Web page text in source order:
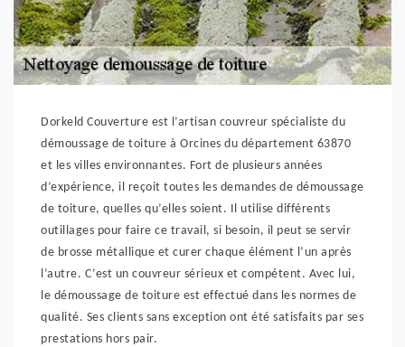
Dorkeld Couverture est l’artisan couvreur spécialiste du
démoussage de toiture à Orcines du département 63870
et les villes environnantes. Fort de plusieurs années
d’expérience, il reçoit toutes les demandes de démoussage
de toiture, quelles qu’elles soient. Il utilise différents
outillages pour faire ce travail, si besoin, il peut se servir
de brosse métallique et curer chaque élément l’un après
l’autre. C’est un couvreur sérieux et compétent. Avec lui,
le démoussage de toiture est effectué dans les normes de
qualité. Ses clients sans exception ont été satisfaits par ses
prestations hors pair.